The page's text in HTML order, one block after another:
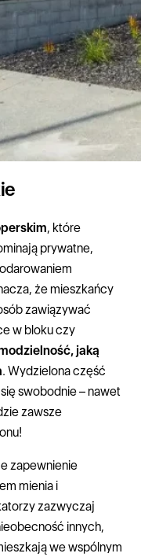
, które
prywatne,
że mieszkańcy
zawiązywać
w bloku czy
jaką
. Wydzielona część
swobodnie – nawet
zawsze
zapewnienie
mienia i
zazwyczaj
innych,
we wspólnym